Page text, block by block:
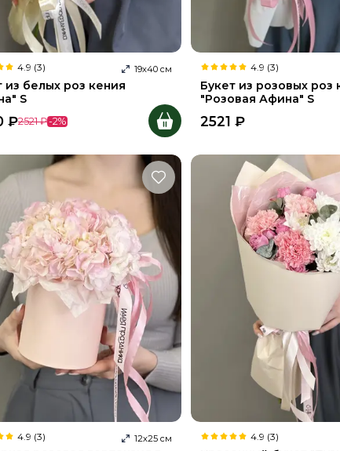
4.9 (3) 19х40см
из белых роз кения
S
₽2521 ₽-2%
4.9 (3)
Букет из розовых роз
"Розовая Афина" S
2521 ₽
4.9 (3) 12х25см 4.9 (3)